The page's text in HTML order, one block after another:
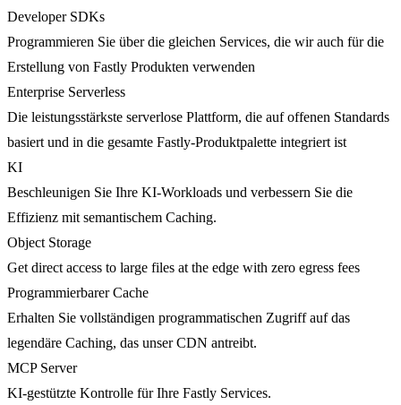
Developer SDKs
Programmieren Sie über die gleichen Services, die wir auch für die
Erstellung von Fastly Produkten verwenden
Enterprise Serverless
Die leistungsstärkste serverlose Plattform, die auf offenen Standards
basiert und in die gesamte Fastly-Produktpalette integriert ist
KI
Beschleunigen Sie Ihre KI-Workloads und verbessern Sie die
Effizienz mit semantischem Caching.
Object Storage
Get direct access to large files at the edge with zero egress fees
Programmierbarer Cache
Erhalten Sie vollständigen programmatischen Zugriff auf das
legendäre Caching, das unser CDN antreibt.
MCP Server
KI-gestützte Kontrolle für Ihre Fastly Services.